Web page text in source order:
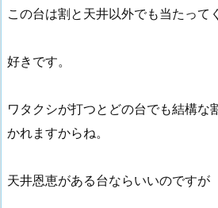
この台は割と天井以外でも当たって
好きです。
ワタクシが打つとどの台でも結構な
かれますからね。
天井恩恵がある台ならいいのですが